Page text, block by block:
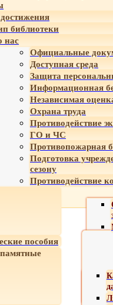
библиотеки
нас
Официальные
Доступная среда
Защита
Информационная
Независимая
Охрана труда
Противодействие
ГО и ЧС
Противопожарная
Подготовка
сезону
Противодействие
пособия